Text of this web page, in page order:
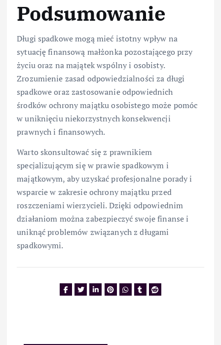
Podsumowanie
Długi spadkowe mogą mieć istotny wpływ na
sytuację finansową małżonka pozostającego przy
życiu oraz na majątek wspólny i osobisty.
Zrozumienie zasad odpowiedzialności za długi
spadkowe oraz zastosowanie odpowiednich
środków ochrony majątku osobistego może pomóc
w uniknięciu niekorzystnych konsekwencji
prawnych i finansowych.
Warto skonsultować się z prawnikiem
specjalizującym się w prawie spadkowym i
majątkowym, aby uzyskać profesjonalne porady i
wsparcie w zakresie ochrony majątku przed
roszczeniami wierzycieli. Dzięki odpowiednim
działaniom można zabezpieczyć swoje finanse i
uniknąć problemów związanych z długami
spadkowymi.